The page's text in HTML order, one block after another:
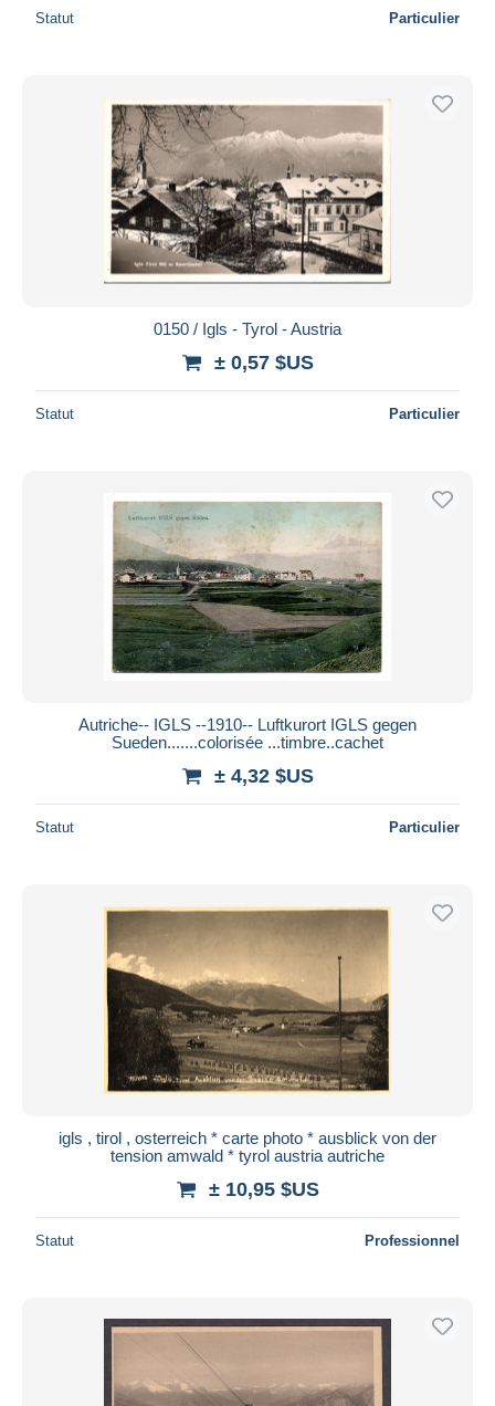
Statut Particulier
0150 / Igls - Tyrol - Austria
± 0,57 $US
Statut Particulier
Autriche-- IGLS --1910-- Luftkurort IGLS gegen
Sueden.......colorisée ...timbre..cachet
± 4,32 $US
Statut Particulier
igls , tirol , osterreich * carte photo * ausblick von der
tension amwald * tyrol austria autriche
± 10,95 $US
Statut Professionnel